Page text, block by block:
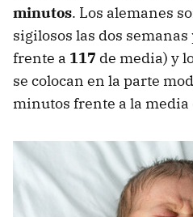
minutos. Los alemanes
sigilosos las dos
frente a 117 de media) y
se colocan en la parte
minutos frente a la media